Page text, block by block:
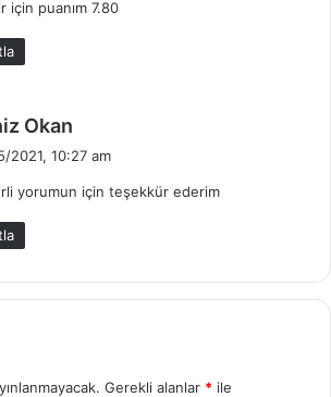
k
için puanım 7.80
Okan
i
2021, 10:27 am
yorumun için teşekkür ederim
Gerekli alanlar * ile